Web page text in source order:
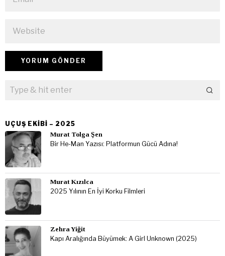
UÇUŞ EKIBI – 2025
Murat Tolga Şen
Bir He-Man Yazısı: Platformun Gücü Adına!
Murat Kızılca
2025 Yılının En İyi Korku Filmleri
Zehra Yiğit
Kapı Aralığında Büyümek: A Girl Unknown (2025)